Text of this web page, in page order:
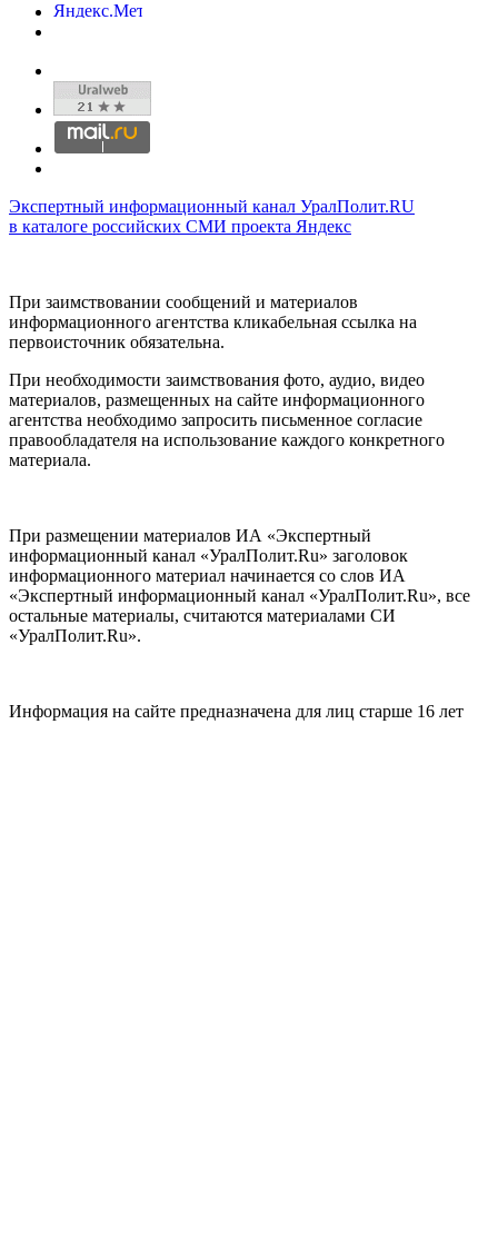
Экспертный информационный канал УралПолит.RU
в каталоге российских СМИ проекта Яндекс
При заимствовании сообщений и материалов
информационного агентства кликабельная ссылка на
первоисточник обязательна.
При необходимости заимствования фото, аудио, видео
материалов, размещенных на сайте информационного
агентства необходимо запросить письменное согласие
правообладателя на использование каждого конкретного
материала.
При размещении материалов ИА «Экспертный
информационный канал «УралПолит.Ru» заголовок
информационного материал начинается со слов ИА
«Экспертный информационный канал «УралПолит.Ru», все
остальные материалы, считаются материалами СИ
«УралПолит.Ru».
Информация на сайте предназначена для лиц старше 16 лет